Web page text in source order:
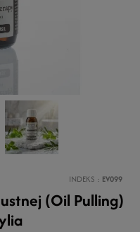
INDEKS EV099
(Oil Pulling)